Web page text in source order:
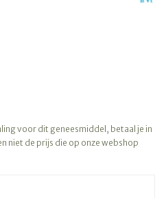
voor dit geneesmiddel, betaal je in
niet de prijs die op onze webshop